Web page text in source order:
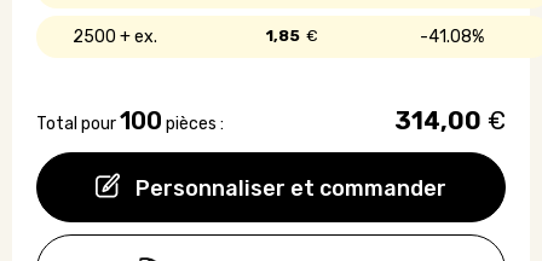
Personnaliser et commander
2500 + 41.08%
1,85 €
Total pour100 pièces : 314,00 €